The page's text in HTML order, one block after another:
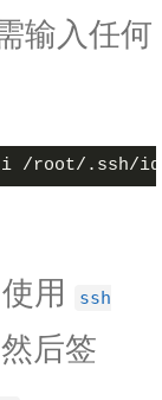
输入任何
用 ssh
然后签